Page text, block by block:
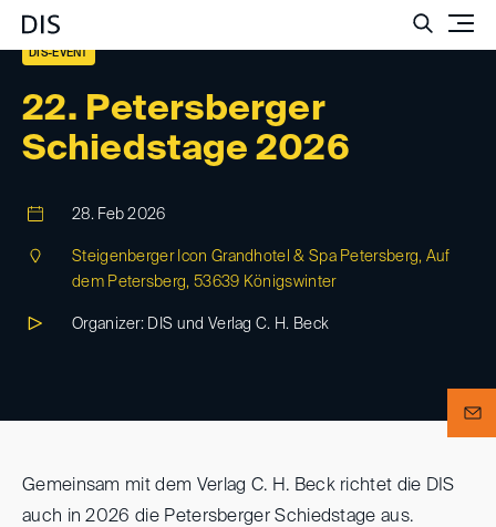
22. Petersberger
Schiedstage 2026
DIS-EVENT
28. Feb 2026
Steigenberger Icon Grandhotel & Spa Petersberg, Auf
dem Petersberg, 53639 Königswinter
Organizer: DIS und Verlag C. H. Beck
Gemeinsam mit dem Verlag C. H. Beck richtet die DIS
auch in 2026 die Petersberger Schiedstage aus.